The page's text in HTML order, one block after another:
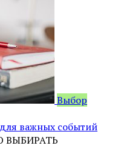
Выбор
важных событий
ВЫБИРАТЬ